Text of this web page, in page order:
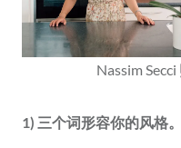
Nassim
1) 三个词形容你的风格。